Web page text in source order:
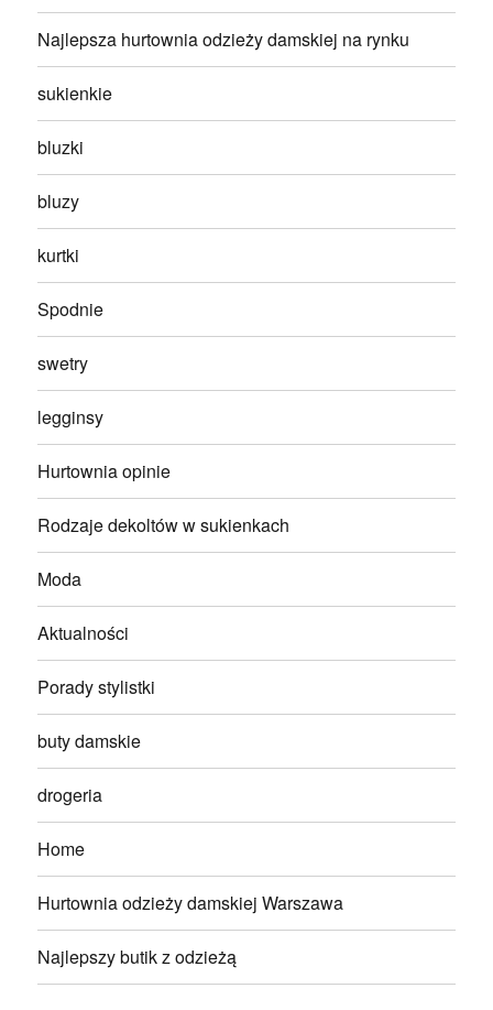
Najlepsza hurtownia odzieży damskiej na rynku
sukienkie
bluzki
bluzy
kurtki
Spodnie
swetry
legginsy
Hurtownia opinie
Rodzaje dekoltów w sukienkach
Moda
Aktualności
Porady stylistki
buty damskie
drogeria
Home
Hurtownia odzieży damskiej Warszawa
Najlepszy butik z odzieżą